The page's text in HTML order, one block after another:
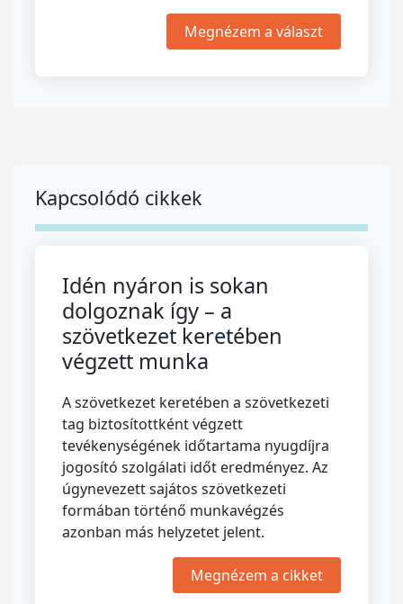
Megnézem a választ
Kapcsolódó cikkek
Idén nyáron is sokan
dolgoznak így – a
szövetkezet keretében
végzett munka
A szövetkezet keretében a szövetkezeti
tag biztosítottként végzett
tevékenységének időtartama nyugdíjra
jogosító szolgálati időt eredményez. Az
úgynevezett sajátos szövetkezeti
formában történő munkavégzés
azonban más helyzetet jelent.
Megnézem a cikket